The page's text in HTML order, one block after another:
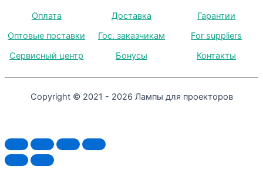
Оплата Доставка
Гарантии
Оптовые поставки
Гос. заказчикам
For suppliers
Сервисный центр
Бонусы Контакты
Copyright © 2021 - 2026 Лампы для проекторов